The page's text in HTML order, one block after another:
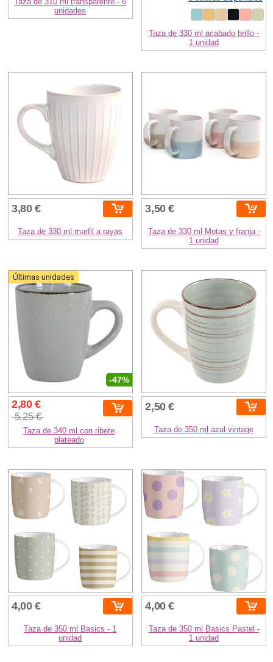
unidades
Taza de 330 ml acabado brillo -
1 unidad
3,80 €
Taza de 330 ml marfil a rayas
3,50 €
Taza de 330 ml Motas y franja -
1 unidad
Últimas unidades
-47%
2,80 €
5,25 €
Taza de 340 ml con ribete
plateado
2,50 €
Taza de 350 ml azul vintage
4,00 €
Taza de 350 ml Basics - 1
unidad
4,00 €
Taza de 350 ml Basics Pastel -
1 unidad